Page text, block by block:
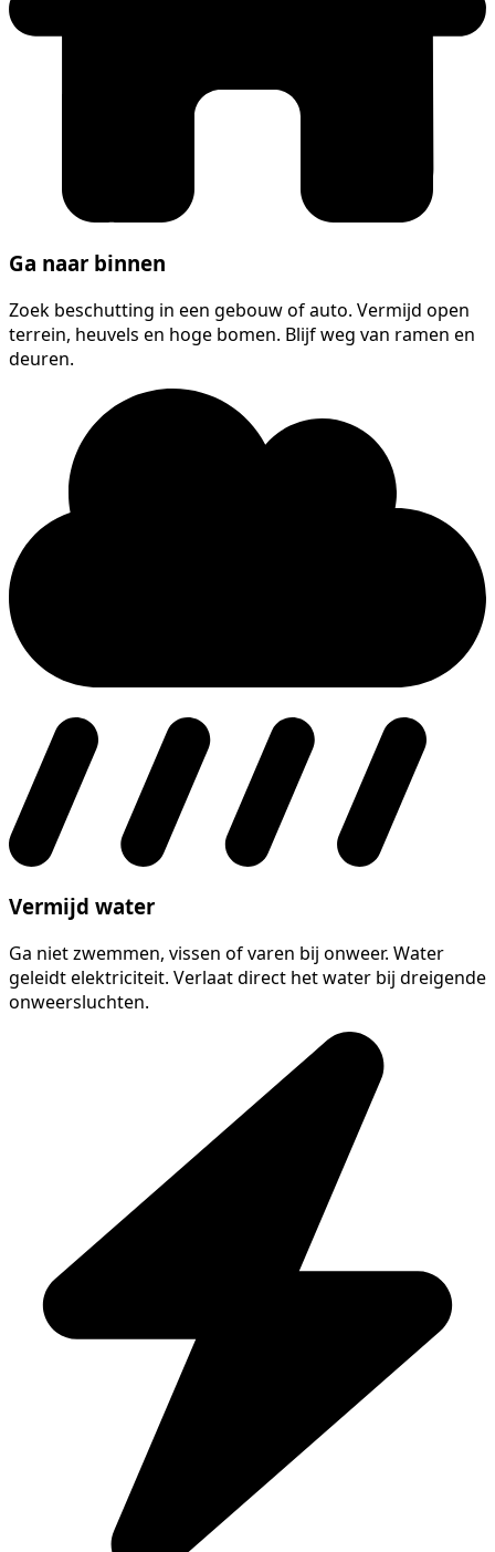
Ga naar binnen
Zoek beschutting in een gebouw of auto. Vermijd open
terrein, heuvels en hoge bomen. Blijf weg van ramen en
deuren.
Vermijd water
Ga niet zwemmen, vissen of varen bij onweer. Water
geleidt elektriciteit. Verlaat direct het water bij dreigende
onweersluchten.